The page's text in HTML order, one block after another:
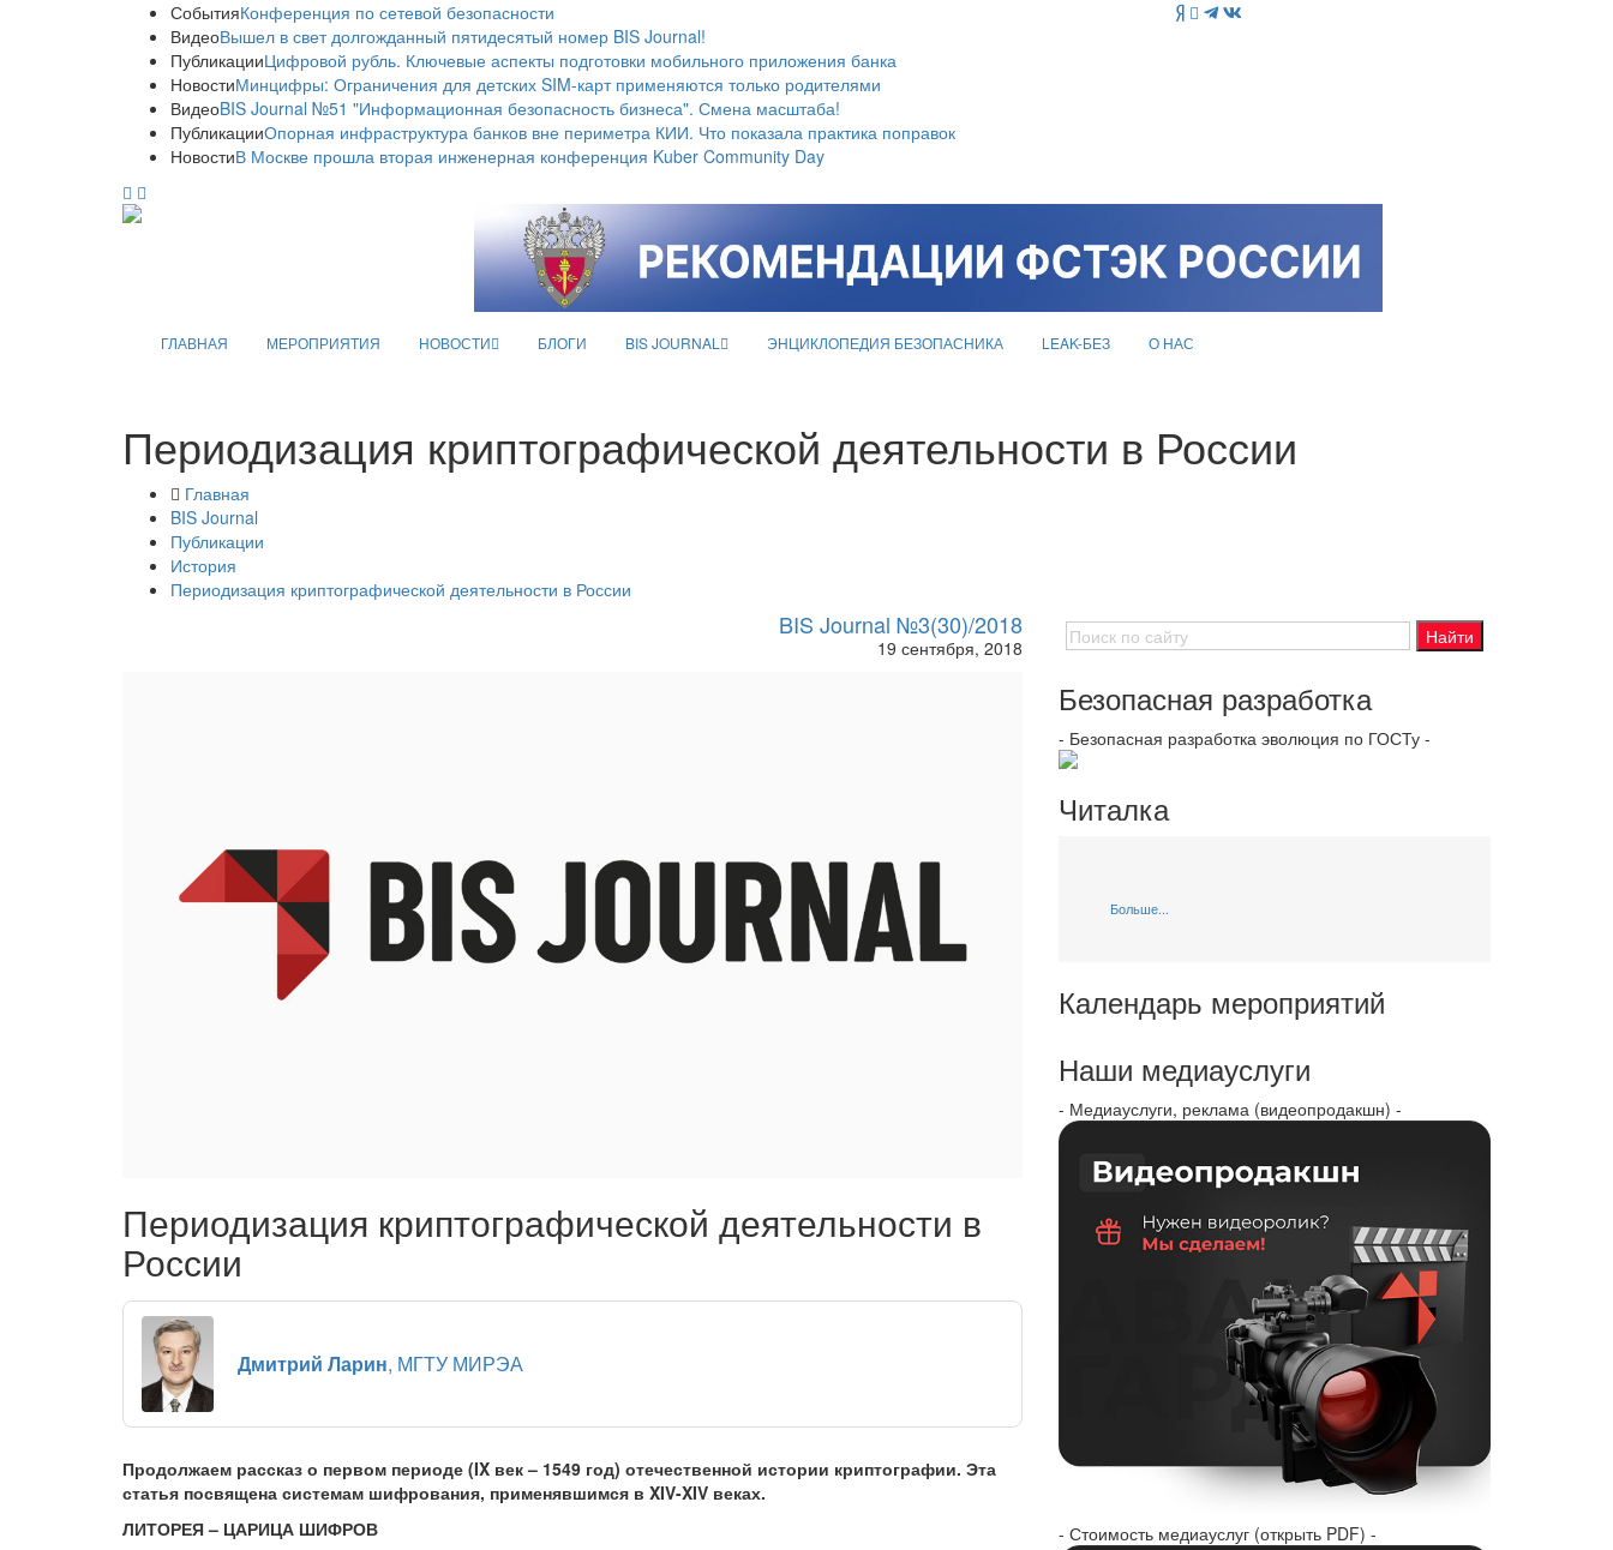
СобытияКонференция по сетевой безопасности
ВидеоВышел в свет долгожданный пятидесятый номер BIS Journal!
ПубликацииЦифровой рубль. Ключевые аспекты подготовки мобильного приложения банка
НовостиМинцифры: Ограничения для детских SIM-карт применяются только родителями
ВидеоBIS Journal №51 "Информационная безопасность бизнеса". Смена масштаба!
ПубликацииОпорная инфраструктура банков вне периметра КИИ. Что показала практика поправок
НовостиВ Москве прошла вторая инженерная конференция Kuber Community Day
ГЛАВНАЯ МЕРОПРИЯТИЯ НОВОСТИ БЛОГИ BIS JOURNAL ЭНЦИКЛОПЕДИЯ БЕЗОПАСНИКА LEAK-БЕЗ О НАС
Периодизация криптографической деятельности в России
Главная
BIS Journal
Публикации
История
Периодизация криптографической деятельности в России
BIS Journal №3(30)/2018
19 сентября, 2018
Периодизация криптографической деятельности в
России
Дмитрий Ларин, МГТУ МИРЭА
Продолжаем рассказ о первом периоде (IX век – 1549 год) отечественной истории криптографии. Эта
статья посвящена системам шифрования, применявшимся в XIV-XIV веках.
ЛИТОРЕЯ – ЦАРИЦА ШИФРОВ
Безопасная разработка
- Безопасная разработка эволюция по ГОСТу -
Читалка
Больше...
Календарь мероприятий
Наши медиауслуги
- Медиауслуги, реклама (видеопродакшн) -
- Стоимость медиауслуг (открыть PDF) -